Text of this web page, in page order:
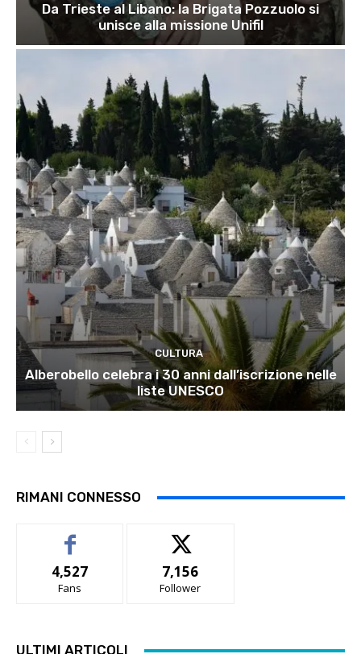
Da Trieste al Libano: la Brigata Pozzuolo si
unisce alla missione Unifil
CULTURA
Alberobello celebra i 30 anni dall’iscrizione nelle
liste UNESCO
RIMANI CONNESSO
4,527
Fans
7,156
Follower
ULTIMI ARTICOLI